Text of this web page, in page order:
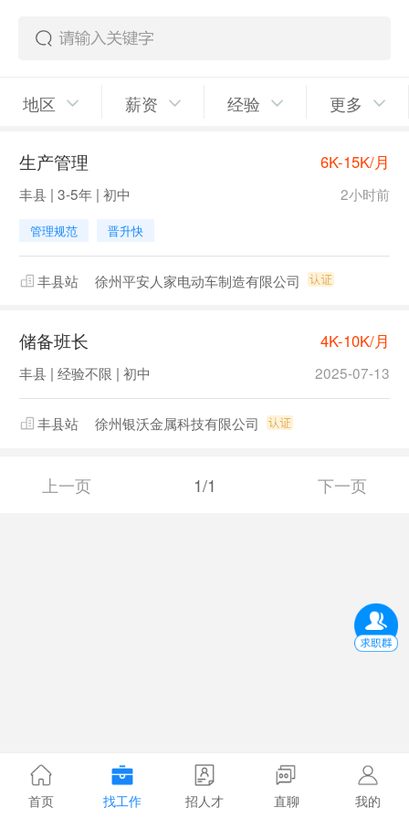
地区 薪资 经验 更多
生产管理 6K-15K/月
丰县 | 3-5年 | 初中 2小时前
管理规范 晋升快
丰县站 徐州平安人家电动车制造有限公司
储备班长 4K-10K/月
丰县 | 经验不限 | 初中 2025-07-13
丰县站 徐州银沃金属科技有限公司
上一页 1/1 下一页
首页 找工作 招人才 直聊 我的